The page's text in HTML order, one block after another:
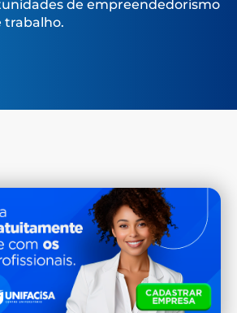
de empreendedorismo
trabalho.